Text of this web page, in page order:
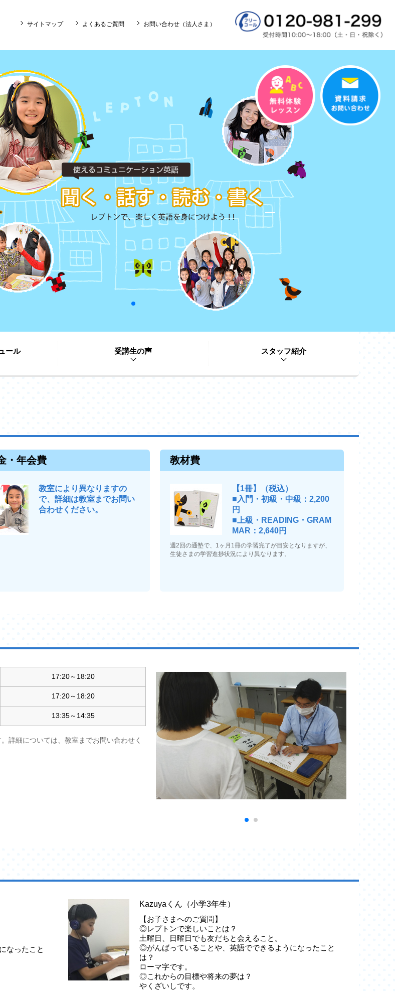
サイトマップ よくあるご質問 お問い合わせ（法人さま）
ール 受講生の声 スタッフ紹介
・年会費
教室により異なりますの
で、詳細は教室までお問い
合わせください。
教材費
【1冊】（税込）
■入門・初級・中級：2,200
円
■上級・READING・GRAM
MAR：2,640円
週2回の通塾で、1ヶ月1冊の学習完了が目安となりますが、
生徒さまの学習進捗状況により異なります。
17:20～18:20
17:20～18:20
13:35～14:35
詳細については、教室までお問い合わせく
なったこと
Kazuyaくん（小学3年生）
【お子さまへのご質問】
◎レプトンで楽しいことは？
土曜日、日曜日でも友だちと会えること。
◎がんばっていることや、英語でできるようになったこと
は？
ローマ字です。
◎これからの目標や将来の夢は？
やくざいしです。